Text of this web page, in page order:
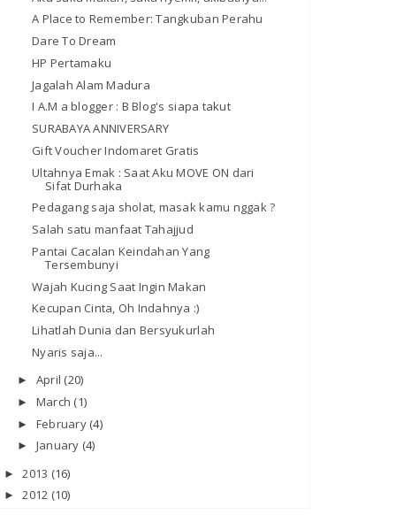
A Place to Remember: Tangkuban Perahu
Dare To Dream
HP Pertamaku
Jagalah Alam Madura
I A.M a blogger : B Blog's siapa takut
SURABAYA ANNIVERSARY
Gift Voucher Indomaret Gratis
Ultahnya Emak : Saat Aku MOVE ON dari
Sifat Durhaka
Pedagang saja sholat, masak kamu nggak ?
Salah satu manfaat Tahajjud
Pantai Cacalan Keindahan Yang
Tersembunyi
Wajah Kucing Saat Ingin Makan
Kecupan Cinta, Oh Indahnya :)
Lihatlah Dunia dan Bersyukurlah
Nyaris saja...
► April (20)
► March (1)
► February (4)
► January (4)
►2013 (16)
►2012 (10)